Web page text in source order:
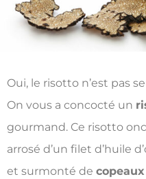
Oui, le risotto n’est pas
On vous a concocté un
gourmand. Ce risotto
arrosé d’un filet d’huile
et surmonté de